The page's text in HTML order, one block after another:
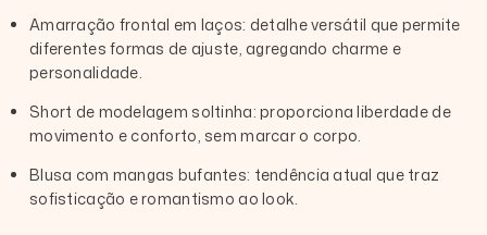
Amarração frontal em laços: detalhe versátil que permite
diferentes formas de ajuste, agregando charme e
personalidade.
Short de modelagem soltinha: proporciona liberdade de
movimento e conforto, sem marcar o corpo.
Blusa com mangas bufantes: tendência atual que traz
sofisticação e romantismo ao look.